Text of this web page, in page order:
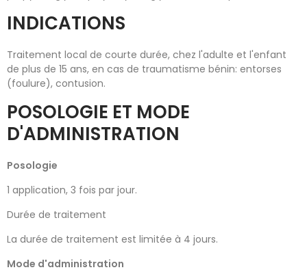
INDICATIONS
Traitement local de courte durée, chez l'adulte et l'enfant
de plus de 15 ans, en cas de traumatisme bénin: entorses
(foulure), contusion.
POSOLOGIE ET MODE
D'ADMINISTRATION
Posologie
1 application, 3 fois par jour.
Durée de traitement
La durée de traitement est limitée à 4 jours.
Mode d'administration